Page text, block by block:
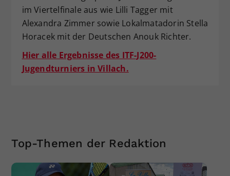
im Viertelfinale aus wie Lilli Tagger mit
Alexandra Zimmer sowie Lokalmatadorin Stella
Horacek mit der Deutschen Anouk Richter.
Hier alle Ergebnisse des ITF-J200-
Jugendturniers in Villach.
Top-Themen der Redaktion